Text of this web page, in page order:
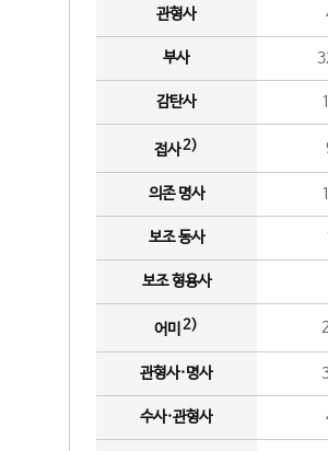
관형사
부사
감탄사
접사2)
의존 명사
보조 동사
보조 형용사
어미 2)
관형사·명사
수사·관형사